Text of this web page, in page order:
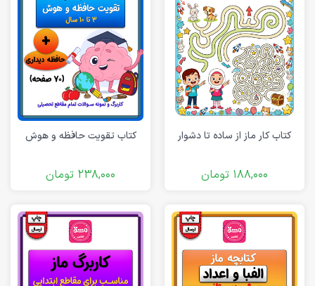
کتاب کار ماز از ساده تا دشوار
188,000 تومان
کتاب تقویت حافظه و هوش
238,000 تومان